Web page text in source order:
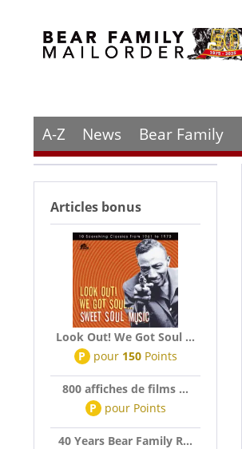
A-Z News Bear Family
Articles bonus
Look Out! We Got Soul ...
P pour 150Points
800 affiches de films ...
P pour Points
40 Years Bear Family R...